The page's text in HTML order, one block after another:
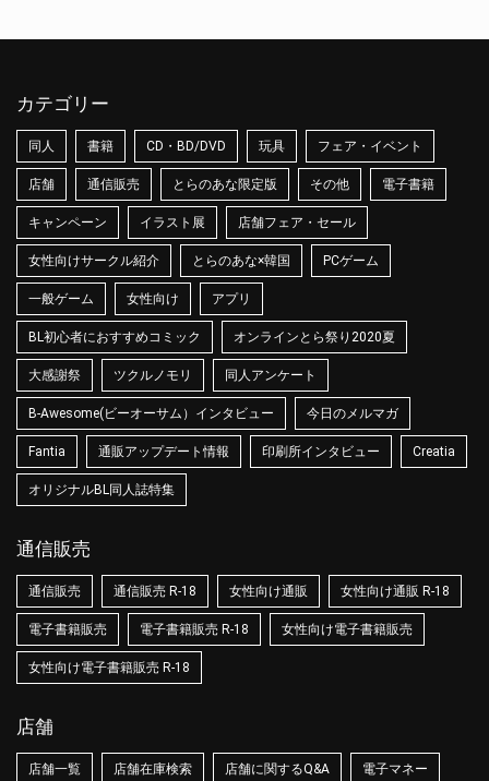
カテゴリー
同人 書籍 CD・BD/DVD 玩具 フェア・イベント
店舗 通信販売 とらのあな限定版 その他 電子書籍
キャンペーン イラスト展 店舗フェア・セール
女性向けサークル紹介 とらのあな×韓国 PCゲーム
一般ゲーム 女性向け アプリ
BL初心者におすすめコミック オンラインとら祭り2020夏
大感謝祭 ツクルノモリ 同人アンケート
B-Awesome(ビーオーサム）インタビュー 今日のメルマガ
Fantia 通販アップデート情報 印刷所インタビュー Creatia
オリジナルBL同人誌特集
通信販売
通信販売 通信販売 R-18 女性向け通販 女性向け通販 R-18
電子書籍販売 電子書籍販売 R-18 女性向け電子書籍販売
女性向け電子書籍販売 R-18
店舗
店舗一覧 店舗在庫検索 店舗に関するQ&A 電子マネー